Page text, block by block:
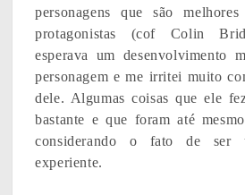
personagens que são
protagonistas (cof Colin
esperava um desenvolvimento
personagem e me irritei muito
dele. Algumas coisas que ele
bastante e que foram até
considerando o fato de ser
experiente.